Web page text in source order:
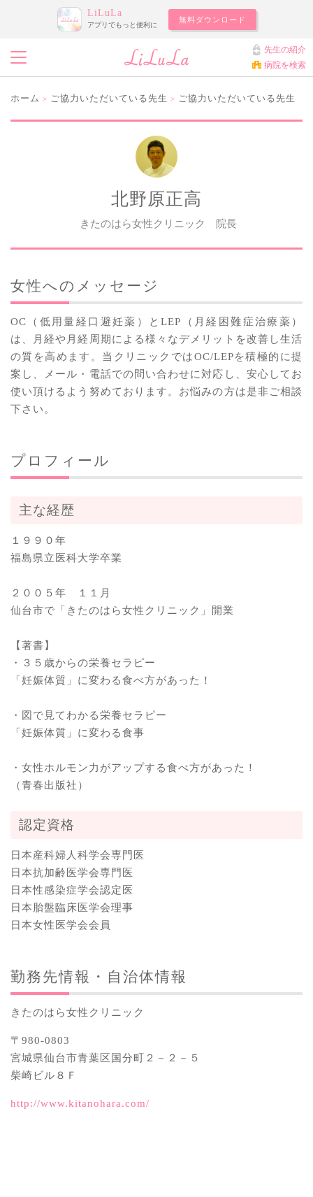
LiLuLa
アプリでもっと便利に
無料ダウンロード
先生の紹介
病院を検索
ホーム > ご協力いただいている先生 > ご協力いただいている先生
北野原正高
きたのはら女性クリニック 院長
女性へのメッセージ
OC（低用量経口避妊薬）とLEP（月経困難症治療薬）
は、月経や月経周期による様々なデメリットを改善し生活
の質を高めます。当クリニックではOC/LEPを積極的に提
案し、メール・電話での問い合わせに対応し、安心してお
使い頂けるよう努めております。お悩みの方は是非ご相談
下さい。
プロフィール
主な経歴
１９９０年
福島県立医科大学卒業
２００５年 １１月
仙台市で「きたのはら女性クリニック」開業
【著書】
・３５歳からの栄養セラピー
「妊娠体質」に変わる食べ方があった！
・図で見てわかる栄養セラピー
「妊娠体質」に変わる食事
・女性ホルモン力がアップする食べ方があった！
（青春出版社）
認定資格
日本産科婦人科学会専門医
日本抗加齢医学会専門医
日本性感染症学会認定医
日本胎盤臨床医学会理事
日本女性医学会会員
勤務先情報・自治体情報
きたのはら女性クリニック
〒980-0803
宮城県仙台市青葉区国分町２－２－５
柴崎ビル８Ｆ
http://www.kitanohara.com/